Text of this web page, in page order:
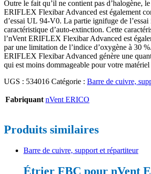
Outre le fait qu’il ne contient pas d’halogène,
ERIFLEX Flexibar Advanced est également
d’essai UL 94-V0. La partie ignifuge de l’essai
caractéristique d’auto-extinction. Cette
l’nVent ERIFLEX Flexibar Advanced est
par une limitation de l’indice d’oxygène à 30
ERIFLEX Flexibar Advanced génère une
qui est moins dommageable pour votre
UGS : 534016 Catégorie : Barre de cuivre,
Fabriquant nVent ERICO
Produits similaires
Barre de cuivre, support et répartiteur
Étrier FBC pour nVent